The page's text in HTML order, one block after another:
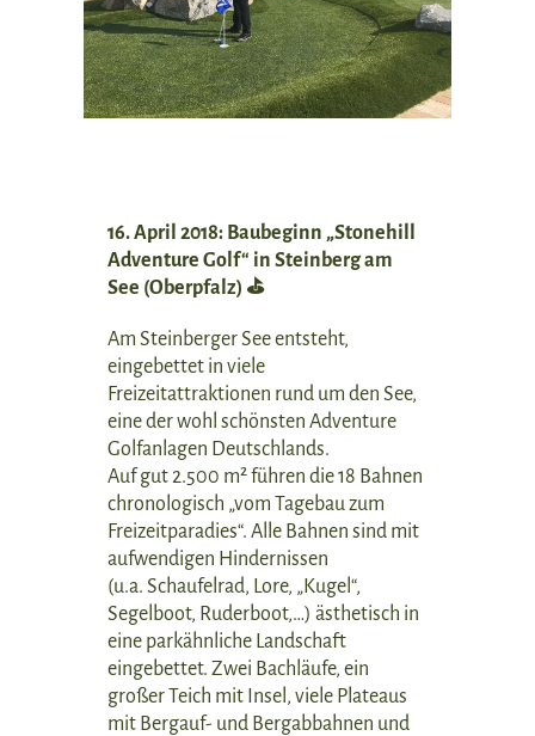
16. April 2018: Baubeginn „Stonehill
Adventure Golf“ in Steinberg am
See (Oberpfalz) ⛳
Am Steinberger See entsteht,
eingebettet in viele
Freizeitattraktionen rund um den See,
eine der wohl schönsten Adventure
Golfanlagen Deutschlands.
Auf gut 2.500 m² führen die 18 Bahnen
chronologisch „vom Tagebau zum
Freizeitparadies“. Alle Bahnen sind mit
aufwendigen Hindernissen
(u.a. Schaufelrad, Lore, „Kugel“,
Segelboot, Ruderboot,…) ästhetisch in
eine parkähnliche Landschaft
eingebettet. Zwei Bachläufe, ein
großer Teich mit Insel, viele Plateaus
mit Bergauf- und Bergabbahnen und